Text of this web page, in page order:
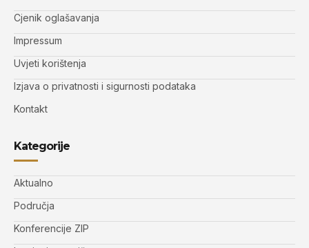
Cjenik oglašavanja
Impressum
Uvjeti korištenja
Izjava o privatnosti i sigurnosti podataka
Kontakt
Kategorije
Aktualno
Područja
Konferencije ZIP